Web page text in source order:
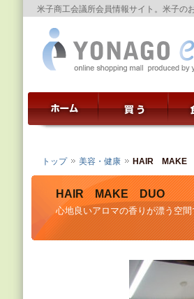
米子商工会議所会員情報サイト。米子の
トップ 美容・健康 HAIR MAKE
HAIR MAKE DUO
心地良いアロマの香りが漂う空